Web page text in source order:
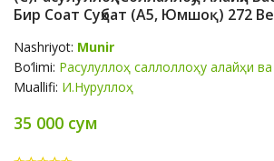
Бир Соат Суҳбат (А5, Юмшоқ) 272
Nashriyot: Munir
Bo‘limi: Расулуллоҳ саллоллоҳу алайҳи
Muallifi: И.Нуруллоҳ
35 000 сум